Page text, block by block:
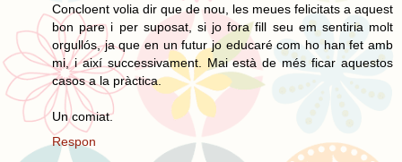
Concloent volia dir que de nou, les meues felicitats a aquest
bon pare i per suposat, si jo fora fill seu em sentiria molt
orgullós, ja que en un futur jo educaré com ho han fet amb
mi, i així successivament. Mai està de més ficar aquestos
casos a la pràctica.
Un comiat.
Respon